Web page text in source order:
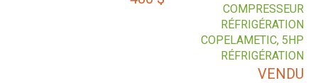
COMPRESSEUR
RÉFRIGÉRATION
COPELAMETIC, 5HP
RÉFRIGÉRATION
VENDU